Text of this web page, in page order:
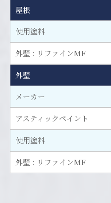
屋根
使用塗料
外壁 : リファインMF
外壁
メーカー
アスティックペイント
使用塗料
外壁 : リファインMF